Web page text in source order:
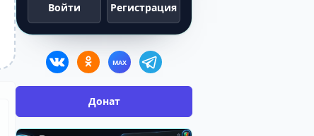
Войти Регистрация
MAX
Донат